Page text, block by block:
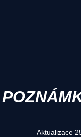
Aktualizace